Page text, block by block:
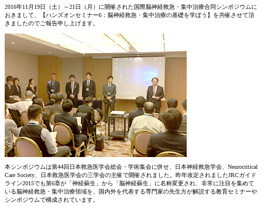
2016年11月19日（土）～21日（月）に開催された国際脳神経救急・集中治療合同シンポジウムに
おきまして、
【ハンズオンセミナー6：脳神経救急・集中治療の基礎を学ぼう】 を共催させて頂
きましたのでご報告申し上げます。
本シンポジウムは第44回日本救急医学会総会・学術集会に併せ、日本神経救急学会、Neurocritical
Care Society、日本救急医学会の三学会の主催で開催されました。昨年改定されましたJRCガイド
ライン2015でも第6章が「神経蘇生」から「脳神経蘇生」に名称変更され、非常に注目を集めて
いる脳神経救急・集中治療領域を、国内外を代表する専門家の先生方が解説する教育セミナーや
シンポジウムで構成されています。